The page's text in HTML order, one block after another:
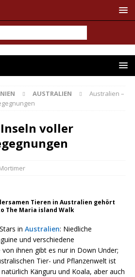
AUSTRALIEN
Australien –
voller
Tieren in Australien gehört
The Maria island Walk
in Australien: Niedliche
und verschiedene
ihnen gibt es nur in Down Under;
Tier- und Pflanzenwelt ist
Känguru und Koala, aber auch